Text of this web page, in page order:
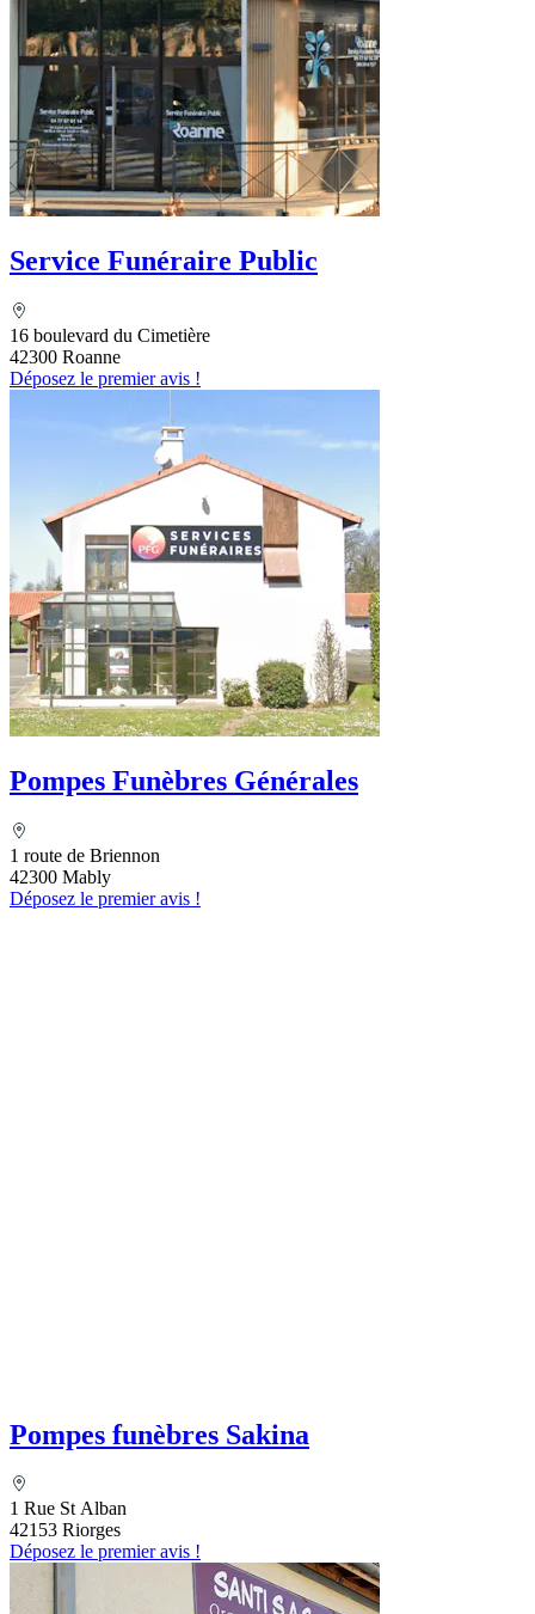
Service Funéraire Public
16 boulevard du Cimetière
42300 Roanne
Déposez le premier avis !
Pompes Funèbres Générales
1 route de Briennon
42300 Mably
Déposez le premier avis !
Pompes funèbres Sakina
1 Rue St Alban
42153 Riorges
Déposez le premier avis !